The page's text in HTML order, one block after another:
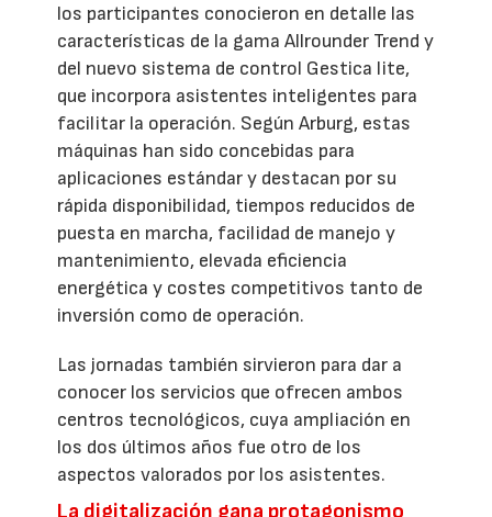
los participantes conocieron en detalle las
características de la gama Allrounder Trend y
del nuevo sistema de control Gestica lite,
que incorpora asistentes inteligentes para
facilitar la operación. Según Arburg, estas
máquinas han sido concebidas para
aplicaciones estándar y destacan por su
rápida disponibilidad, tiempos reducidos de
puesta en marcha, facilidad de manejo y
mantenimiento, elevada eficiencia
energética y costes competitivos tanto de
inversión como de operación.
Las jornadas también sirvieron para dar a
conocer los servicios que ofrecen ambos
centros tecnológicos, cuya ampliación en
los dos últimos años fue otro de los
aspectos valorados por los asistentes.
La digitalización gana protagonismo